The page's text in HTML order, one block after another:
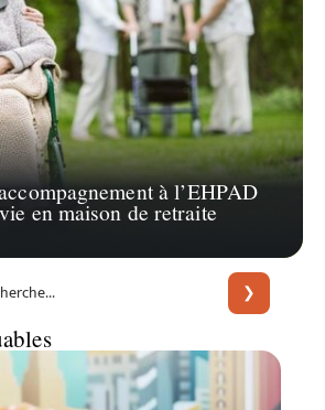
à l’EHPAD
en maison de retraite